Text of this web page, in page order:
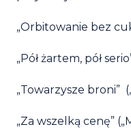
„Orbitowanie bez
„Pół żartem, pół
„Towarzysze broni”
„Za wszelką cenę”